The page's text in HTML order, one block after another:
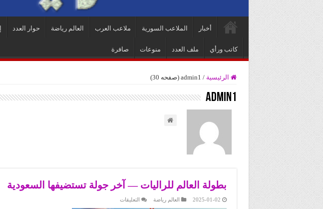
أخبار الملاعب السورية ملاعب العرب العالم رياضة حوار العدد
كاتب ورأي ملف العدد منوعات صافرة
الرئيسية / admin1 (صفحه 30)
admin1
بطولة العالم للراليات — آخر جولة تستضيفها السعودية
2025-01-02 العالم رياضة التعليقات